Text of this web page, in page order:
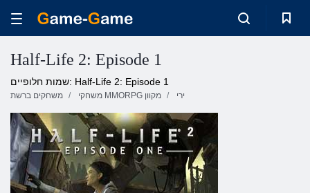
Half-Life 2: Episode 1
שמות חלופיים: Half-Life 2: Episode 1
משחקים ברשת משחקי MMORPG מקוון ירי